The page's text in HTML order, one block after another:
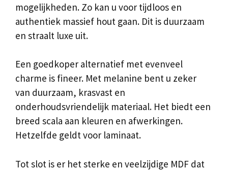
mogelijkheden. Zo kan u voor tijdloos en
authentiek massief hout gaan. Dit is duurzaam
en straalt luxe uit.
Een goedkoper alternatief met evenveel
charme is fineer. Met melanine bent u zeker
van duurzaam, krasvast en
onderhoudsvriendelijk materiaal. Het biedt een
breed scala aan kleuren en afwerkingen.
Hetzelfde geldt voor laminaat.
Tot slot is er het sterke en veelzijdige MDF dat